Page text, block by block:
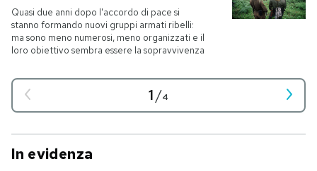
Quasi due anni dopo l'accordo di pace si
stanno formando nuovi gruppi armati ribelli:
ma sono meno numerosi, meno organizzati e il
loro obiettivo sembra essere la sopravvivenza
1/4
In evidenza